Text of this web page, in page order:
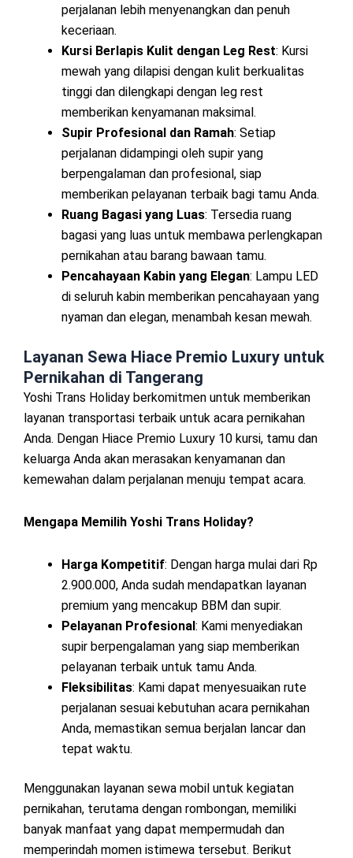
perjalanan lebih menyenangkan dan penuh
keceriaan.
Kursi Berlapis Kulit dengan Leg Rest: Kursi
mewah yang dilapisi dengan kulit berkualitas
tinggi dan dilengkapi dengan leg rest
memberikan kenyamanan maksimal.
Supir Profesional dan Ramah: Setiap
perjalanan didampingi oleh supir yang
berpengalaman dan profesional, siap
memberikan pelayanan terbaik bagi tamu Anda.
Ruang Bagasi yang Luas: Tersedia ruang
bagasi yang luas untuk membawa perlengkapan
pernikahan atau barang bawaan tamu.
Pencahayaan Kabin yang Elegan: Lampu LED
di seluruh kabin memberikan pencahayaan yang
nyaman dan elegan, menambah kesan mewah.
Layanan Sewa Hiace Premio Luxury untuk
Pernikahan di Tangerang
Yoshi Trans Holiday berkomitmen untuk memberikan
layanan transportasi terbaik untuk acara pernikahan
Anda. Dengan Hiace Premio Luxury 10 kursi, tamu dan
keluarga Anda akan merasakan kenyamanan dan
kemewahan dalam perjalanan menuju tempat acara.
Mengapa Memilih Yoshi Trans Holiday?
Harga Kompetitif: Dengan harga mulai dari Rp
2.900.000, Anda sudah mendapatkan layanan
premium yang mencakup BBM dan supir.
Pelayanan Profesional: Kami menyediakan
supir berpengalaman yang siap memberikan
pelayanan terbaik untuk tamu Anda.
Fleksibilitas: Kami dapat menyesuaikan rute
perjalanan sesuai kebutuhan acara pernikahan
Anda, memastikan semua berjalan lancar dan
tepat waktu.
Menggunakan layanan sewa mobil untuk kegiatan
pernikahan, terutama dengan rombongan, memiliki
banyak manfaat yang dapat mempermudah dan
memperindah momen istimewa tersebut. Berikut